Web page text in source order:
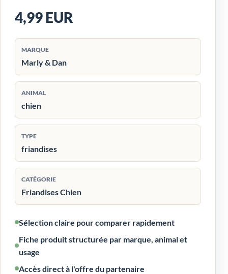
4,99 EUR
MARQUE
Marly & Dan
ANIMAL
chien
TYPE
friandises
CATÉGORIE
Friandises Chien
Sélection claire pour comparer rapidement
Fiche produit structurée par marque, animal et
usage
Accès direct à l'offre du partenaire